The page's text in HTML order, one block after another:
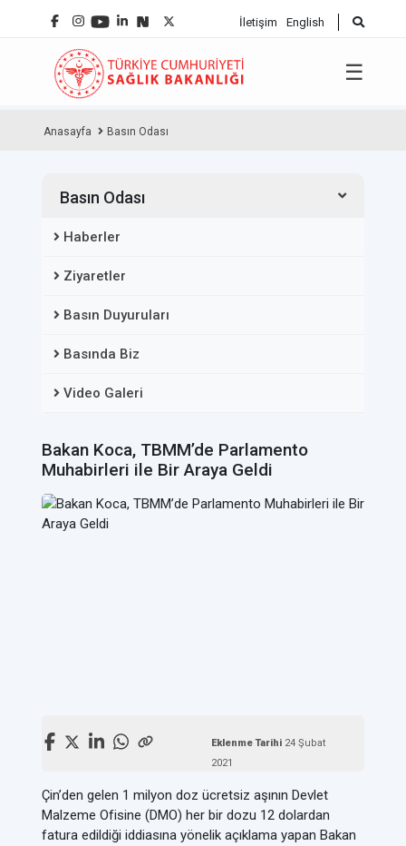
İletişim English
☰
Anasayfa Basın Odası
Basın Odası
Haberler
Ziyaretler
Basın Duyuruları
Basında Biz
Video Galeri
Bakan Koca, TBMM’de Parlamento
Muhabirleri ile Bir Araya Geldi
Eklenme Tarihi 24 Şubat
2021
Çin’den gelen 1 milyon doz ücretsiz aşının Devlet
Malzeme Ofisine (DMO) her bir dozu 12 dolardan
fatura edildiği iddiasına yönelik açıklama yapan Bakan